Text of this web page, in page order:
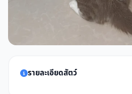
รายละเอียดสัตว์